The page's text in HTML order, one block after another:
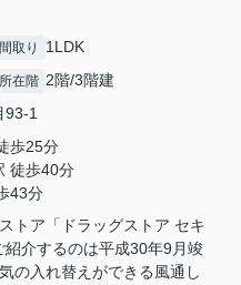
間取り 1LDK
所在階 2階/3階建
93-1
歩25分
徒歩40分
43分
トア「ドラッグストア セキ
介するのは平成30年9月竣
の入れ替えができる風通し